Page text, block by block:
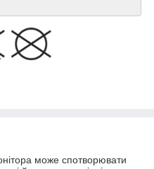
може спотворювати